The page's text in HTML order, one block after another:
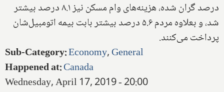
درصد گران شده، هزینه‌های وام مسکن نیز ۸.۱ درصد بیشتر
شد، و بعلاوه مردم ۵.۶ درصد بیشتر بابت بیمه اتومبیل‌شان
پرداخت می‌کنند.
Sub-Category:Economy,General
Happened at:Canada
Wednesday, April 17, 2019 - 20:00